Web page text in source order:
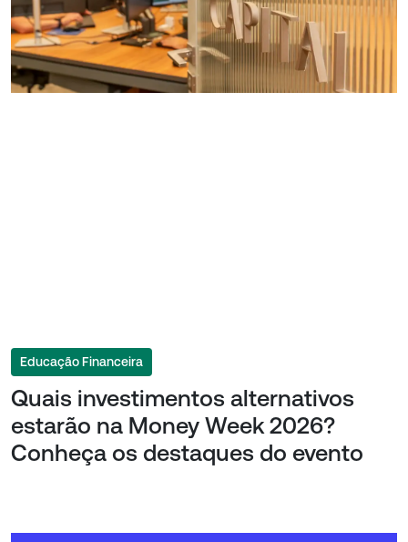
Educação Financeira
Quais investimentos alternativos
estarão na Money Week 2026?
Conheça os destaques do evento